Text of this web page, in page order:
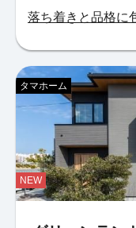
落ち着きと品格に
タマホーム
NEW